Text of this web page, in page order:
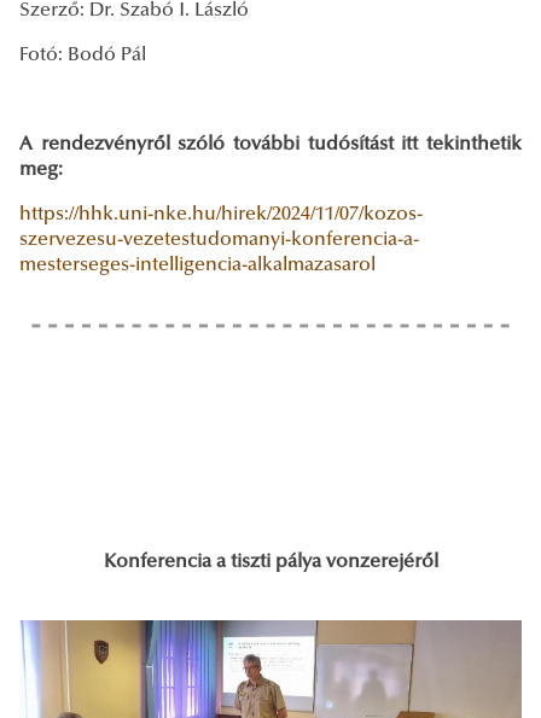
Szerző: Dr. Szabó I. László
Fotó: Bodó Pál
A rendezvényről szóló további tudósítást itt tekinthetik
meg:
https://hhk.uni-nke.hu/hirek/2024/11/07/kozos-
szervezesu-vezetestudomanyi-konferencia-a-
mesterseges-intelligencia-alkalmazasarol
Konferencia a tiszti pálya vonzerejéről